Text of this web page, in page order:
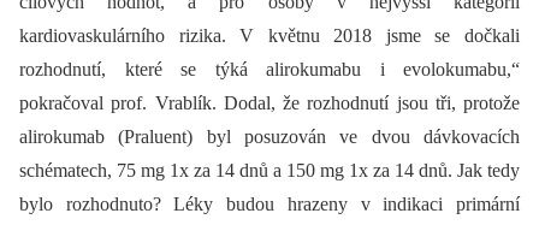
kardiovaskulárního rizika. V květnu 2018 jsme se dočkali
rozhodnutí, které se týká alirokumabu i evolokumabu,“
pokračoval prof. Vrablík. Dodal, že rozhodnutí jsou tři, protože
alirokumab (Praluent) byl posuzován ve dvou dávkovacích
schématech, 75 mg 1x za 14 dnů a 150 mg 1x za 14 dnů. Jak tedy
bylo rozhodnuto? Léky budou hrazeny v indikaci primární